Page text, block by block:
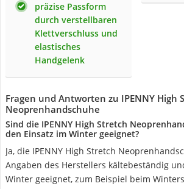
präzise Passform
durch verstellbaren
Klettverschluss und
elastisches
Handgelenk
Fragen und Antworten zu IPENNY High
Neoprenhandschuhe
Sind die IPENNY High Stretch
den Einsatz im Winter geeignet?
Ja, die IPENNY High Stretch
Angaben des Herstellers kältebeständig
Winter geeignet, zum Beispiel beim